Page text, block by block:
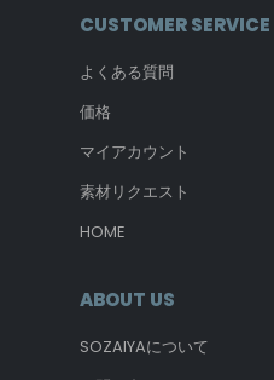
CUSTOMER SERVICE
よくある質問
価格
マイアカウント
素材リクエスト
HOME
ABOUT US
SOZAIYAについて